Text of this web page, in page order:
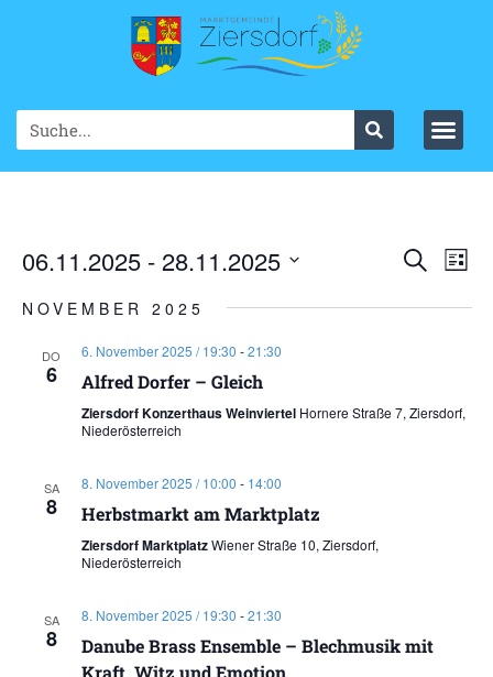
SucheList
06.11.2025 - 28.11.2025
wählen.
NOVEMBER 2025
DO
6
6. November 2025 / 19:30 -21:30
Alfred Dorfer – Gleich
Ziersdorf Konzerthaus Weinviertel Hornere Straße 7, Ziersdorf,
Niederösterreich
SA
8
8. November 2025 / 10:00 - 14:00
Herbstmarkt am Marktplatz
Ziersdorf MarktplatzWiener Straße 10, Ziersdorf,
Niederösterreich
SA
8
8. November 2025 / 19:30 -21:30
Danube Brass Ensemble – Blechmusik mit
Kraft, Witz und Emotion